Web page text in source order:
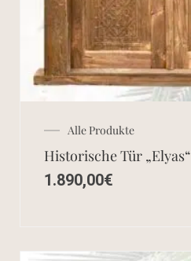
Alle Produkte
Historische Tür „Elyas“
1.890,00€